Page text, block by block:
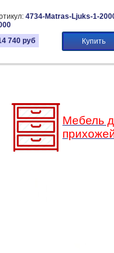
4734-Matras-Ljuks-1-
740 руб Купить
Мебель